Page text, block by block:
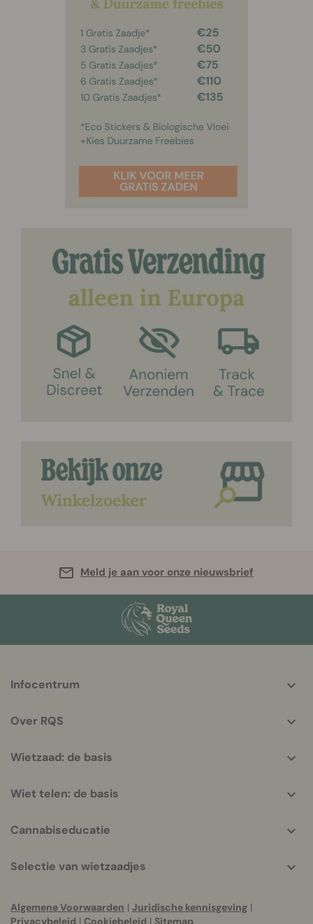
Meld je aan voor onze nieuwsbrief
helpful
Infocentrum
Over RQS
Wietzaad: de basis
Wiet telen: de basis
Cannabiseducatie
Selectie van wietzaadjes
Algemene Voorwaarden | Juridische kennisgeving |
Privacybeleid | Cookiebeleid | Sitemap